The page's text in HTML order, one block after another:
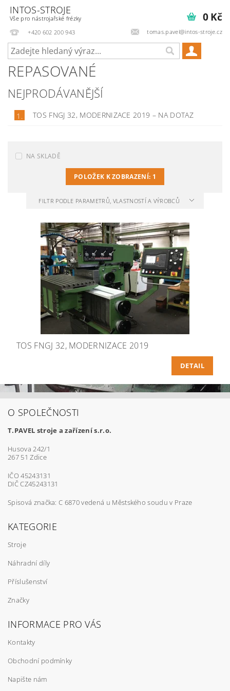
INTOS-STROJE
Vše pro nástrojařské frézky
+420 602 200 943
tomas.pavel@intos-stroje.cz
0 Kč
REPASOVANÉ
NEJPRODÁVANĚJŠÍ
1. TOS FNGJ 32, MODERNIZACE 2019 – NA DOTAZ
NA SKLADĚ
POLOŽEK K ZOBRAZENÍ: 1
FILTR PODLE PARAMETRŮ, VLASTNOSTÍ A VÝROBCŮ
TOS FNGJ 32, MODERNIZACE 2019
DETAIL
O SPOLEČNOSTI
T.PAVEL stroje a zařízení s.r.o.
Husova 242/1
267 51 Zdice
IČO 45243131
DIČ CZ45243131
Spisová značka: C 6870 vedená u Městského soudu v Praze
KATEGORIE
Stroje
Náhradní díly
Příslušenství
Značky
INFORMACE PRO VÁS
Kontakty
Obchodní podmínky
Napište nám